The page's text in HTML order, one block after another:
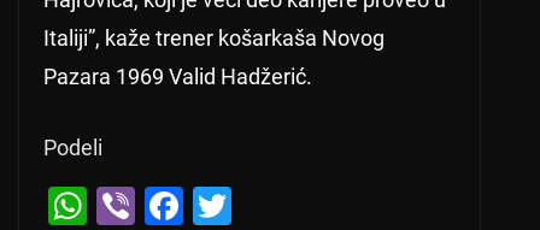
Italiji”, kaže trener košarkaša Novog
Pazara 1969 Valid Hadžerić.
Podeli
W Vi F